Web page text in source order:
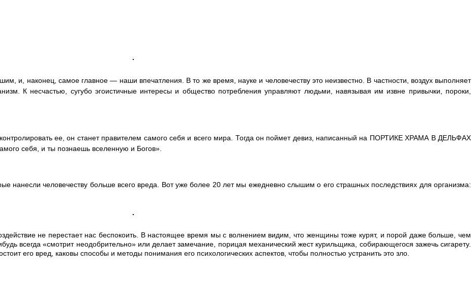
и, наконец, самое главное — наши впечатления. В то же время, науке и человечеству это неизвестно. В частности, воздух выполняет
К несчастью, сугубо эгоистичные интересы и общество потребления управляют людьми, навязывая им извне привычки, пороки,
контролировать ее, он станет правителем самого себя и всего мира. Тогда он поймет девиз, написанный на ПОРТИКЕ ХРАМА В ДЕЛЬФАХ
себя, и ты познаешь вселенную и Богов».
нанесли человечеству больше всего вреда. Вот уже более 20 лет мы ежедневно слышим о его страшных последствиях для организма:
не перестает нас беспокоить. В настоящее время мы с волнением видим, что женщины тоже курят, и порой даже больше, чем
всегда «смотрит неодобрительно» или делает замечание, порицая механический жест курильщика, собирающегося зажечь сигарету.
его вред, каковы способы и методы понимания его психологических аспектов, чтобы полностью устранить это зло.